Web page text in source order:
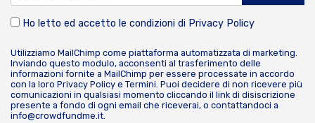
Ho letto ed accetto le condizioni di Privacy Policy
Utilizziamo MailChimp come piattaforma automatizzata di marketing.
Inviando questo modulo, acconsenti al trasferimento delle
informazioni fornite a MailChimp per essere processate in accordo
con la loro Privacy Policy e Termini. Puoi decidere di non ricevere più
comunicazioni in qualsiasi momento cliccando il link di disiscrizione
presente a fondo di ogni email che riceverai, o contattandoci a
info@crowdfundme.it.